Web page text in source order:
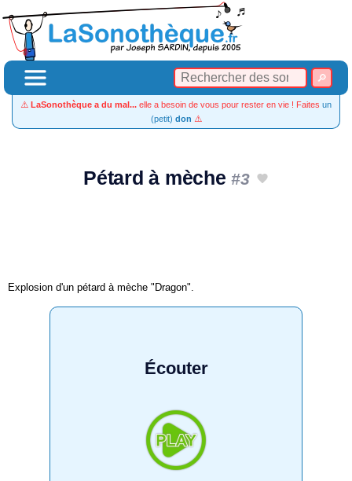
⚠️ LaSonothèque a du mal... elle a besoin de vous pour rester en vie ! Faites un
(petit) don ⚠️
Pétard à mèche#3
Explosion d'un pétard à mèche "Dragon".
Écouter